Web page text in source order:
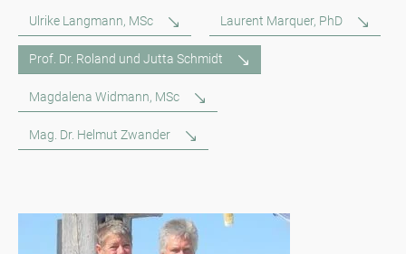
Ulrike Langmann, MSc Laurent Marquer, PhD
Prof. Dr. Roland und Jutta Schmidt
Magdalena Widmann, MSc
Mag. Dr. Helmut Zwander